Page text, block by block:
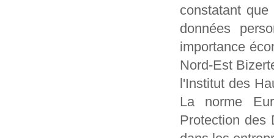
constatant
données
importance
Nord-Est
l'Institut des
La norme
Protection des